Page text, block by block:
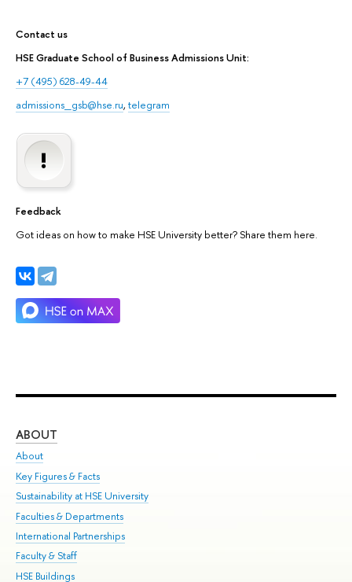
Contact us
HSE Graduate School of Business Admissions Unit:
+7 (495) 628-49-44
admissions_gsb@hse.ru, telegram
Feedback
Got ideas on how to make HSE University better? Share them here.
ABOUT
About
Key Figures & Facts
Sustainability at HSE University
Faculties & Departments
International Partnerships
Faculty & Staff
HSE Buildings